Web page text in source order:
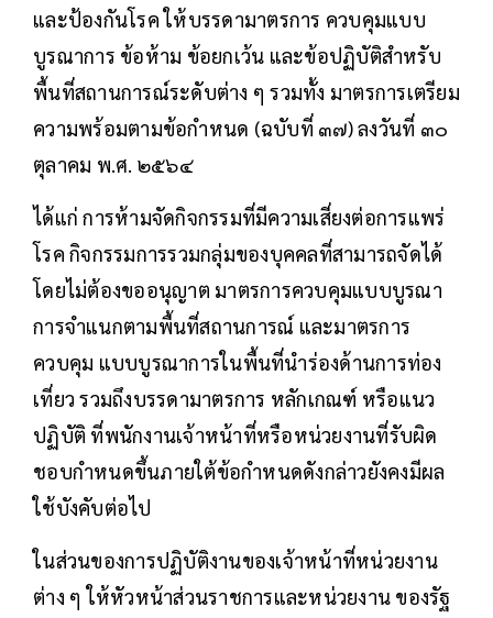
และป้องกันโรค ให้บรรดามาตรการ ควบคุมแบบ
บูรณาการ ข้อห้าม ข้อยกเว้น และข้อปฏิบัติสำหรับ
พื้นที่สถานการณ์ระดับต่าง ๆ รวมทั้ง มาตรการเตรียม
ความพร้อมตามข้อกำหนด (ฉบับที่ ๓๗) ลงวันที่ ๓๐
ตุลาคม พ.ศ. ๒๕๖๔
ได้แก่ การห้ามจัดกิจกรรมที่มีความเสี่ยงต่อการแพร่
โรค กิจกรรมการรวมกลุ่มของบุคคลที่สามารถจัดได้
โดยไม่ต้องขออนุญาต มาตรการควบคุมแบบบูรณา
การจำแนกตามพื้นที่สถานการณ์ และมาตรการ
ควบคุม แบบบูรณาการในพื้นที่นำร่องด้านการท่อง
เที่ยว รวมถึงบรรดามาตรการ หลักเกณฑ์ หรือแนว
ปฏิบัติ ที่พนักงานเจ้าหน้าที่หรือหน่วยงานที่รับผิด
ชอบกำหนดขึ้นภายใต้ข้อกำหนดดังกล่าวยังคงมีผล
ใช้บังคับต่อไป
ในส่วนของการปฏิบัติงานของเจ้าหน้าที่หน่วยงาน
ต่าง ๆ ให้หัวหน้าส่วนราชการและหน่วยงาน ของรัฐ